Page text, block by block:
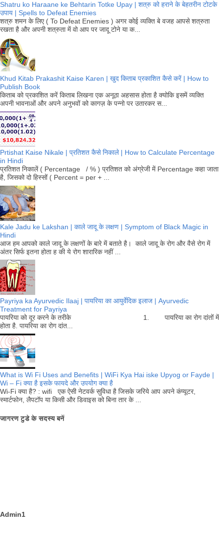
Shatru ko Haraane ke Behtarin Totke Upay | शत्रु को हराने के बेहतरीन टोटके
उपाय | Spells to Defeat Enemies
शत्रु शमन के लिए ( To Defeat Enemies ) अगर कोई व्यक्ति बे वजह आपसे शत्रुता
रखता है और अपनी शत्रुता में वो आप पर जादू टोने या क...
Khud Kitab Prakashit Kaise Karen | खुद किताब प्रकाशित कैसे करें | How to
Publish Book
किताब को प्रकाशित करें किताब लिखना एक अनूठा अहसास होता है क्योकि इसमें व्यक्ति
अपनी भावनाओं और अपने अनुभवों को कागज़ के पन्नो पर उतारकर स...
Prtishat Kaise Nikale | प्रतिशत कैसे निकाले | How to Calculate Percentage
in Hindi
प्रतिशत निकालें ( Percentage / % ) प्रतिशत को अंग्रेजी में Percentage कहा जाता
है, जिसको दो हिस्सों ( Percent = per + ...
Kale Jadu ke Lakshan | काले जादू के लक्षण | Symptom of Black Magic in
Hindi
आज हम आपको काले जादू के लक्षणों के बारे में बताते है। काले जादू के रोग और वैसे रोग में
अंतर सिर्फ इतना होता ह की ये रोग शारारिक नहीं ...
Payriya ka Ayurvedic Ilaaj | पायरिया का आयुर्वेदिक इलाज | Ayurvedic
Treatment for Payriya
पायरिया को दूर करने के तरीके 1. पायरिया का रोग दांतों में
होता है. पायरिया का रोग दांत...
What is Wi Fi Uses and Benefits | WiFi Kya Hai iske Upyog or Fayde |
Wi – Fi क्या है इसके फायदे और उपयोग क्या है
Wi-Fi क्या है? : wifi एक ऐसी नेटवर्क सुविधा है जिसके जरिये आप अपने कंप्यूटर,
स्मार्टफोन, लैपटॉप या किसी और डिवाइस को बिना तार के ...
जागरण टुडे के सदस्य बनें
Admin1